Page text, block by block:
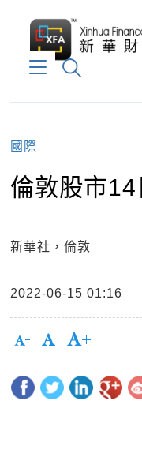
國際
倫敦股市14
新華社，倫敦
2022-06-15 01:16